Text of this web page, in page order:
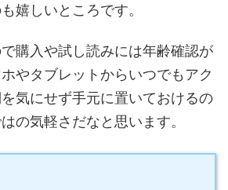
嬉しいところです。
購入や試し読みには年齢確認が
やタブレットからいつでもアク
気にせず手元に置いておけるの
の気軽さだなと思います。